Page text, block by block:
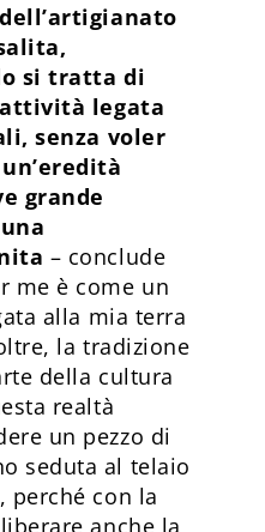
si tratta di
legata
senza voler
grande
– conclude
me è come un
alla mia terra
la tradizione
della cultura
realtà
un pezzo di
seduta al telaio
perché con la
anche la